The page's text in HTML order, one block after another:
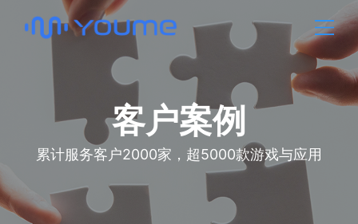
客户案例
累计服务客户2000家，超5000款游戏与应用